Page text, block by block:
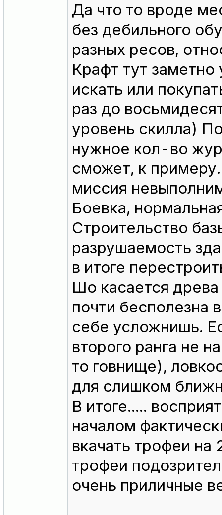
Да что то вроде
без дебильного
разных ресов,
Крафт тут
искать или
раз до
уровень скилла)
нужное кол-во
сможет, к
миссия
Боевка,
Строительство
разрушаемость
в итоге
Шо касается древа
почти бесполезна
себе усложнишь.
второго ранга не
то говнище),
для слишком
В итоге.....
началом
вкачать трофеи на
трофеи
очень приличные